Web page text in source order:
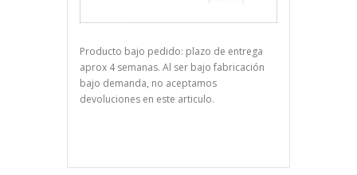
Producto bajo pedido: plazo de entrega
aprox 4 semanas. Al ser bajo fabricación
bajo demanda, no aceptamos
devoluciones en este articulo.